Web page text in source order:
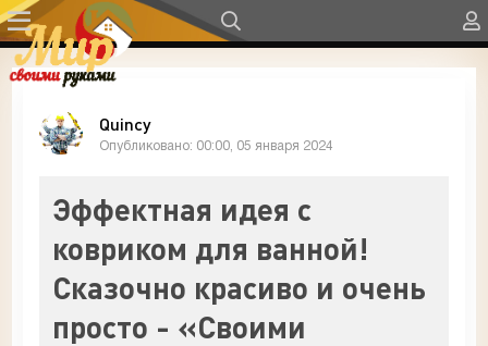
Quincy
Опубликовано: 00:00, 05 января 2024
Эффектная идея с
ковриком для ванной!
Сказочно красиво и очень
просто - «Своими